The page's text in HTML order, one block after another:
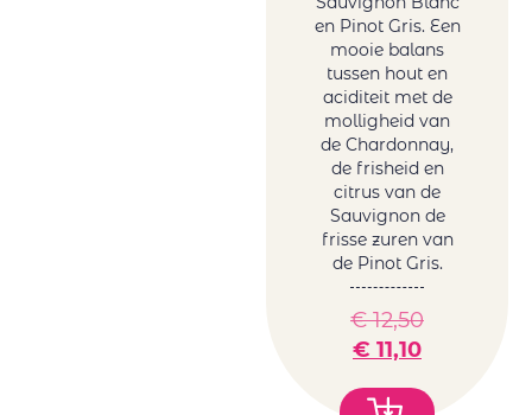
en Pinot Gris. Een
mooie balans
tussen hout en
aciditeit met de
molligheid van
de Chardonnay,
de frisheid en
citrus van de
Sauvignon de
frisse zuren van
de Pinot Gris.
€12,50
€ 11,10